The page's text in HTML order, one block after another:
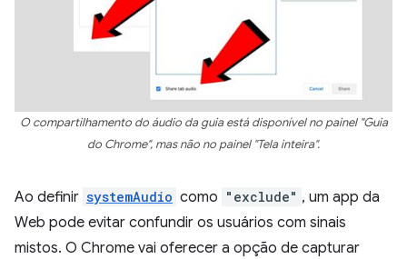
O compartilhamento do áudio da guia está disponível no painel "Guia
do Chrome", mas não no painel "Tela inteira".
Ao definir systemAudio como "exclude" , um app da
Web pode evitar confundir os usuários com sinais
mistos. O Chrome vai oferecer a opção de capturar